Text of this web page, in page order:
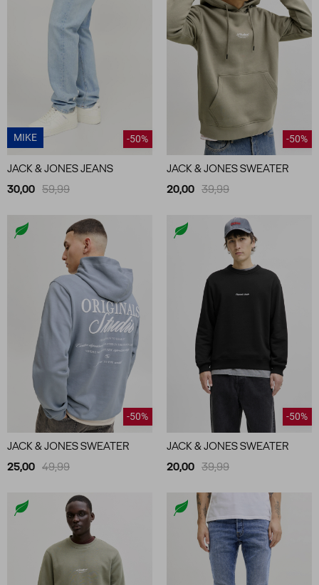
MIKE -50%
JACK & JONES JEANS
30,00 59,99
-50%
JACK & JONES SWEATER
20,00 39,99
-50%
JACK & JONES SWEATER
25,00 49,99
-50%
JACK & JONES SWEATER
20,00 39,99